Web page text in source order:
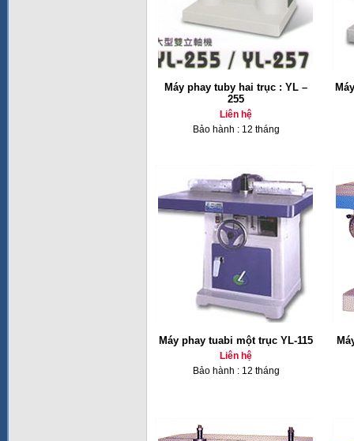
Máy phay tuby hai trục : YL –
255
Liên hệ
Bảo hành : 12 tháng
Máy phay tuabi một trục YL-115
Liên hệ
Bảo hành : 12 tháng